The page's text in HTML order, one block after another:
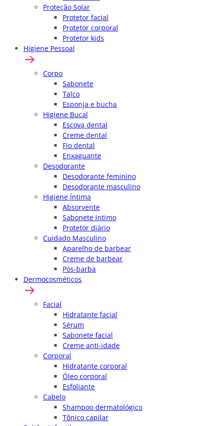
Proteção Solar
Protetor facial
Protetor corporal
Protetor kids
Higiene Pessoal
Corpo
Sabonete
Talco
Esponja e bucha
Higiene Bucal
Escova dental
Creme dental
Fio dental
Enxaguante
Desodorante
Desodorante feminino
Desodorante masculino
Higiene Íntima
Absorvente
Sabonete íntimo
Protetor diário
Cuidado Masculino
Aparelho de barbear
Creme de barbear
Pós-barba
Dermocosméticos
Facial
Hidratante facial
Sérum
Sabonete facial
Creme anti-idade
Corporal
Hidratante corporal
Óleo corporal
Esfoliante
Cabelo
Shampoo dermatológico
Tônico capilar